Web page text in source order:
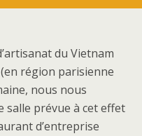
du Vietnam
région parisienne
nous nous
salle prévue à cet effet
d’entreprise